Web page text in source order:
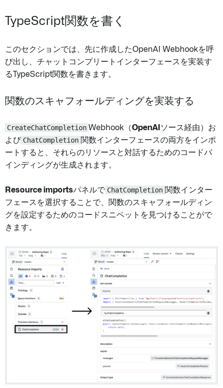
TypeScript関数を書く
このセクションでは、先に作成したOpenAI Webhookを呼
び出し、チャットコンプリートインターフェースを実装す
るTypeScript関数を書きます。
関数のスキャフォールディングを実装する
CreateChatCompletion Webhook（OpenAI ソース経由）お
よび ChatCompletion 関数インターフェースの両方をインポ
ートすると、それらのリソースと対話するためのコードバ
インディングが生成されます。
Resource importsパネルで ChatCompletion 関数インター
フェースを選択することで、関数のスキャフォールディン
グを設定するためのコードスニペットを見つけることがで
きます。